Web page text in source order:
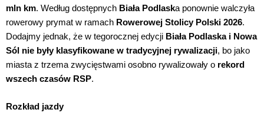
mln km. Według dostępnych Biała Podlaska ponownie walczyła
rowerowy prymat w ramach Rowerowej Stolicy Polski 2026.
Dodajmy jednak, że w tegorocznej edycji Biała Podlaska i Nowa
Sól nie były klasyfikowane w tradycyjnej rywalizacji, bo jako
miasta z trzema zwycięstwami osobno rywalizowały o rekord
wszech czasów RSP.
Rozkład jazdy